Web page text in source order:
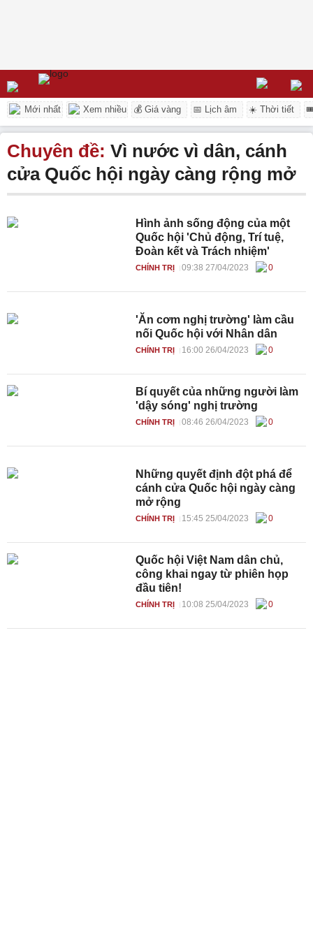
Mới nhất Xem nhiều 💰 Giá vàng 📅 Lịch âm ☀️ Thời tiết
Chuyên đề: Vì nước vì dân, cánh
cửa Quốc hội ngày càng rộng mở
Hình ảnh sống động của một
Quốc hội 'Chủ động, Trí tuệ,
Đoàn kết và Trách nhiệm'
CHÍNH TRỊ 09:38 27/04/2023 0
'Ăn cơm nghị trường' làm cầu
nối Quốc hội với Nhân dân
CHÍNH TRỊ 16:00 26/04/2023 0
Bí quyết của những người làm
'dậy sóng' nghị trường
CHÍNH TRỊ 08:46 26/04/2023 0
Những quyết định đột phá để
cánh cửa Quốc hội ngày càng
mở rộng
CHÍNH TRỊ 15:45 25/04/2023 0
Quốc hội Việt Nam dân chủ,
công khai ngay từ phiên họp
đầu tiên!
CHÍNH TRỊ 10:08 25/04/2023 0